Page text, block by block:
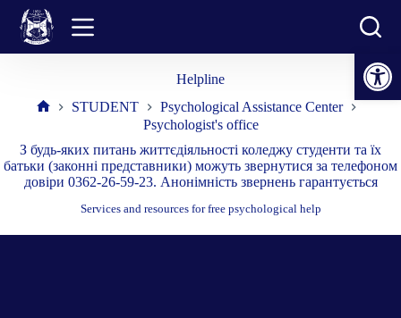
Open toolbar
content
Helpline
STUDENT
Psychological Assistance Center
Psychologist's office
З будь-яких питань життєдіяльності коледжу студенти та їх
батьки (законні представники) можуть звернутися за телефоном
довіри 0362-26-59-23. Анонімність звернень гарантується
Services and resources for free psychological help